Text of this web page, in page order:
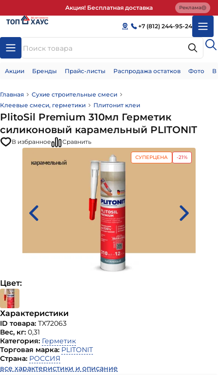
Акция! Бесплатная доставка Реклама
+7 (812) 244-95-24
Акции Бренды Прайс-листы Распродажа остатков Фото
Главная
Сухие строительные смеси
Клеевые смеси, герметики
Плитонит клеи
PlitoSil Premium 310мл Герметик
силиконовый карамельный PLITONIT
В избранное Сравнить
СУПЕРЦЕНА -21%
Цвет:
Характеристики
ID товара: ТХ72063
Вес, кг: 0,31
Категория: Герметик
Торговая марка: PLITONIT
Страна: РОССИЯ
все характеристики и описание